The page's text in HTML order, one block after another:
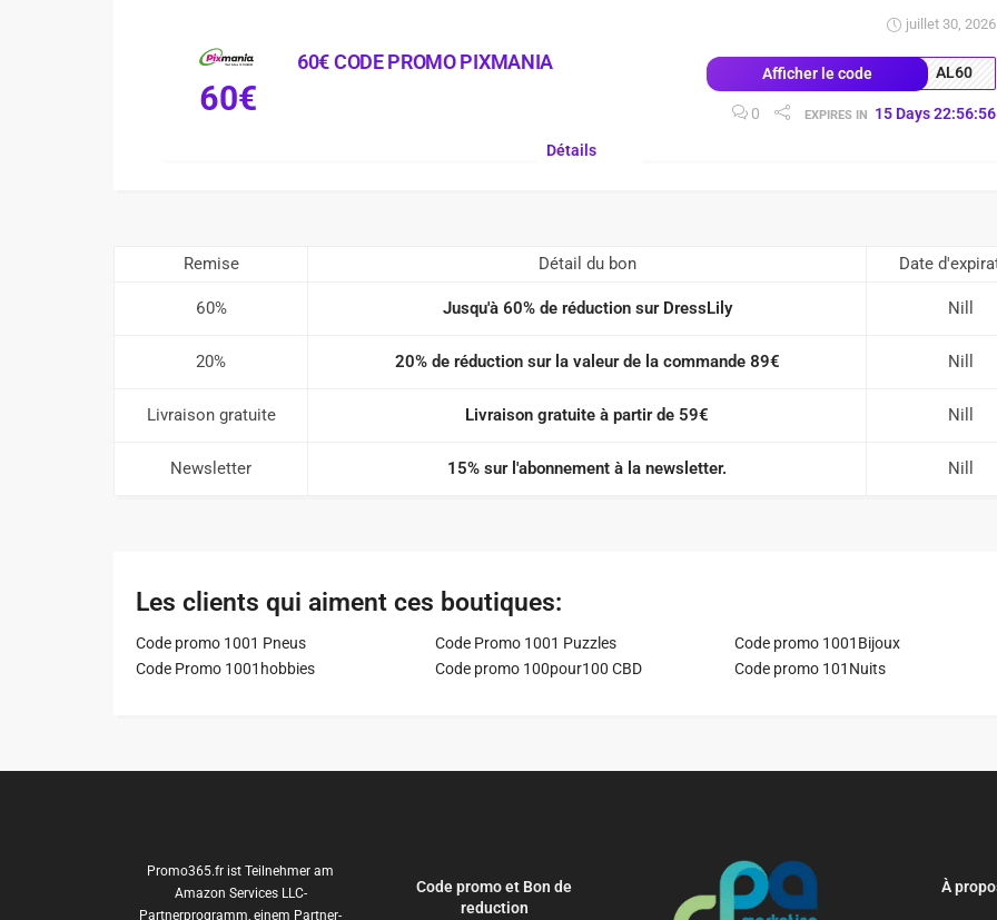
60€
60€ CODE PROMO PIXMANIA
juillet 30, 2026
Afficher le code AL60
0 EXPIRES IN 15 Days 22:56:55
Détails
Remise Détail du bon Date
60% Jusqu'à 60% de réduction sur DressLily Nill
20% 20% de réduction sur la valeur de la commande 89€ Nill
Livraison gratuite Livraison gratuite à partir de 59€ Nill
Newsletter 15% sur l'abonnement à la newsletter. Nill
Les clients qui aiment ces boutiques:
Code promo 1001 Pneus Code Promo 1001 Puzzles
Code promo 1001Bijoux
Code Promo 1001hobbies
Code promo 100pour100 CBD Code promo 101Nuits
Promo365.fr ist Teilnehmer am
Amazon Services LLC-
Partnerprogramm, einem Partner-
Code promo et Bon de
reduction
À